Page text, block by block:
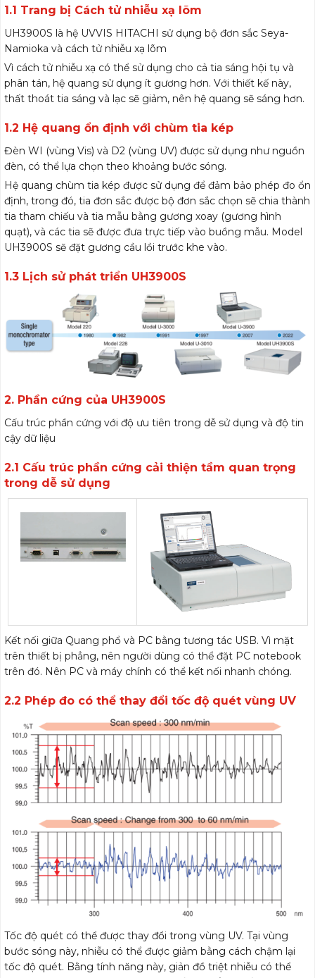
1.1 Trang bị Cách tử nhiễu xạ lõm
UH3900S là hệ UVVIS HITACHI sử dụng bộ đơn sắc Seya-
Namioka và cách tử nhiễu xạ lõm
Vì cách tử nhiễu xạ có thể sử dụng cho cả tia sáng hội tụ và
phân tán, hệ quang sử dụng ít gương hơn. Với thiết kế này,
thất thoát tia sáng và lạc sẽ giảm, nên hệ quang sẽ sáng hơn.
1.2 Hệ quang ổn định với chùm tia kép
Đèn WI (vùng Vis) và D2 (vùng UV) được sử dụng như nguồn
đèn, có thể lựa chọn theo khoảng bước sóng.
Hệ quang chùm tia kép được sử dụng để đảm bảo phép đo ổn
định, trong đó, tia đơn sắc được bộ đơn sắc chọn sẽ chia thành
tia tham chiếu và tia mẫu bằng gương xoay (gương hình
quạt), và các tia sẽ được đưa trực tiếp vào buồng mẫu. Model
UH3900S sẽ đặt gương cầu lồi trước khe vào.
1.3 Lịch sử phát triển UH3900S
2. Phần cứng của UH3900S
Cấu trúc phần cứng với độ ưu tiên trong dễ sử dụng và độ tin
cậy dữ liệu
2.1 Cấu trúc phần cứng cải thiện tầm quan trọng
trong dễ sử dụng
Kết nối giữa Quang phổ và PC bằng tương tác USB. Vì mặt
trên thiết bị phẳng, nên người dùng có thể đặt PC notebook
trên đó. Nên PC và máy chính có thể kết nối nhanh chóng.
2.2 Phép đo có thể thay đổi tốc độ quét vùng UV
Tốc độ quét có thể được thay đổi trong vùng UV. Tại vùng
bước sóng này, nhiễu có thể được giảm bằng cách chậm lại
tốc độ quét. Bằng tính năng này, giản đồ triệt nhiễu có thể